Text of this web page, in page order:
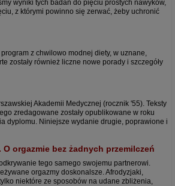
wyniki tych badań do pięciu prostych nawyków,
z którymi powinno się zerwać, żeby uchronić
z chwilowo modnej diety, w uznane,
zostały również liczne nowe porady i szczegóły
Akademii Medycznej (rocznik '55). Teksty
zredagowane zostały opublikowane w roku
dyplomu. Niniejsze wydanie drugie, poprawione i
orgazmie bez żadnych przemilczeń
tego samego swojemu partnerowi.
orgazmy doskonalsze. Afrodyzjaki,
niektóre ze sposobów na udane zbliżenia,